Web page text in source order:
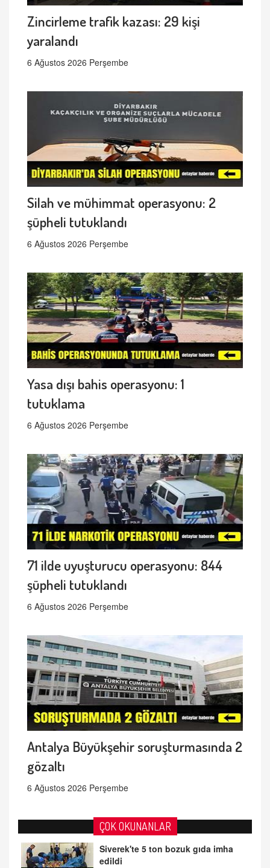
Zincirleme trafik kazası: 29 kişi
yaralandı
6 Ağustos 2026 Perşembe
Silah ve mühimmat operasyonu: 2
şüpheli tutuklandı
6 Ağustos 2026 Perşembe
Yasa dışı bahis operasyonu: 1
tutuklama
6 Ağustos 2026 Perşembe
71 ilde uyuşturucu operasyonu: 844
şüpheli tutuklandı
6 Ağustos 2026 Perşembe
Antalya Büyükşehir soruşturmasında 2
gözaltı
6 Ağustos 2026 Perşembe
ÇOK OKUNANLAR
Siverek'te 5 ton bozuk gıda imha
edildi